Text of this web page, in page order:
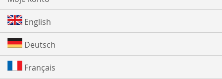
English
Deutsch
Français